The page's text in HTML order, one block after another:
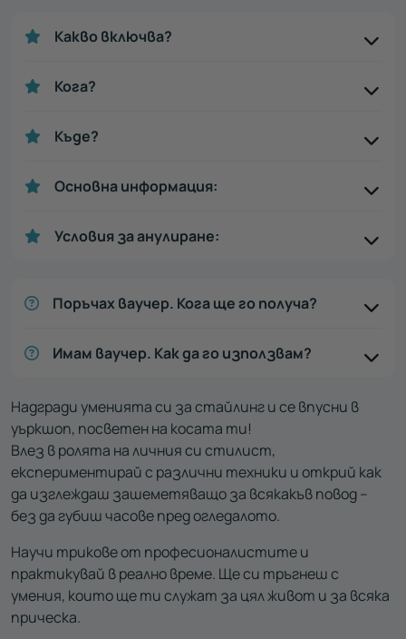
Какво включва?
Кога?
Къде?
Основна информация:
Условия за анулиране:
Поръчах ваучер. Кога ще го получа?
Имам ваучер. Как да го използвам?
Надгради уменията си за стайлинг и се впусни в
уъркшоп, посветен на косата ти!
Влез в ролята на личния си стилист,
експериментирай с различни техники и открий как
да изглеждаш зашеметяващо за всякакъв повод –
без да губиш часове пред огледалото.
Научи трикове от професионалистите и
практикувай в реално време. Ще си тръгнеш с
умения, които ще ти служат за цял живот и за всяка
прическа.